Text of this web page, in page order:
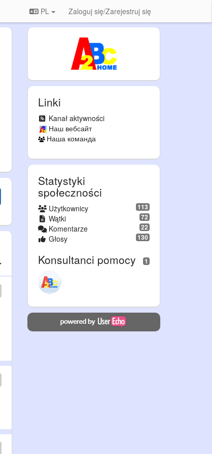
PL Zaloguj się/Zarejestruj się
Linki
Kanał aktywności
Наш вебсайт
Наша команда
Statystyki
społeczności
113
Użytkownicy
72
Wątki
22
Komentarze
130
Głosy
1
Konsultanci pomocy